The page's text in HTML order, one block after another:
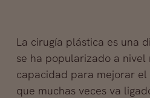
La cirugía plástica es una
se ha popularizado a nivel
capacidad para mejorar el
que muchas veces va